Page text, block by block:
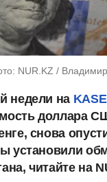
NUR.KZ /
недели на KASE
доллара
снова
установили
читайте на